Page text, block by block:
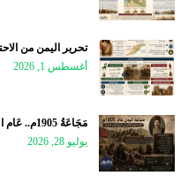
تحرير اليمن من الاحتلال
أغسطس 1, 2026
مَجَاعَةُ 1905م.. عَام الجوع الأَكْبَر في تاريخ اليمن…
يوليو 28, 2026